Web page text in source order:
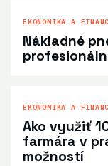
EKONOMIKA A
Nákladné
EKONOMIKA A
Ako využiť
farmára v
možností